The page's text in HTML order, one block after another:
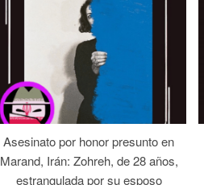
Asesinato por honor presunto en
Marand, Irán: Zohreh, de 28 años,
estrangulada por su esposo